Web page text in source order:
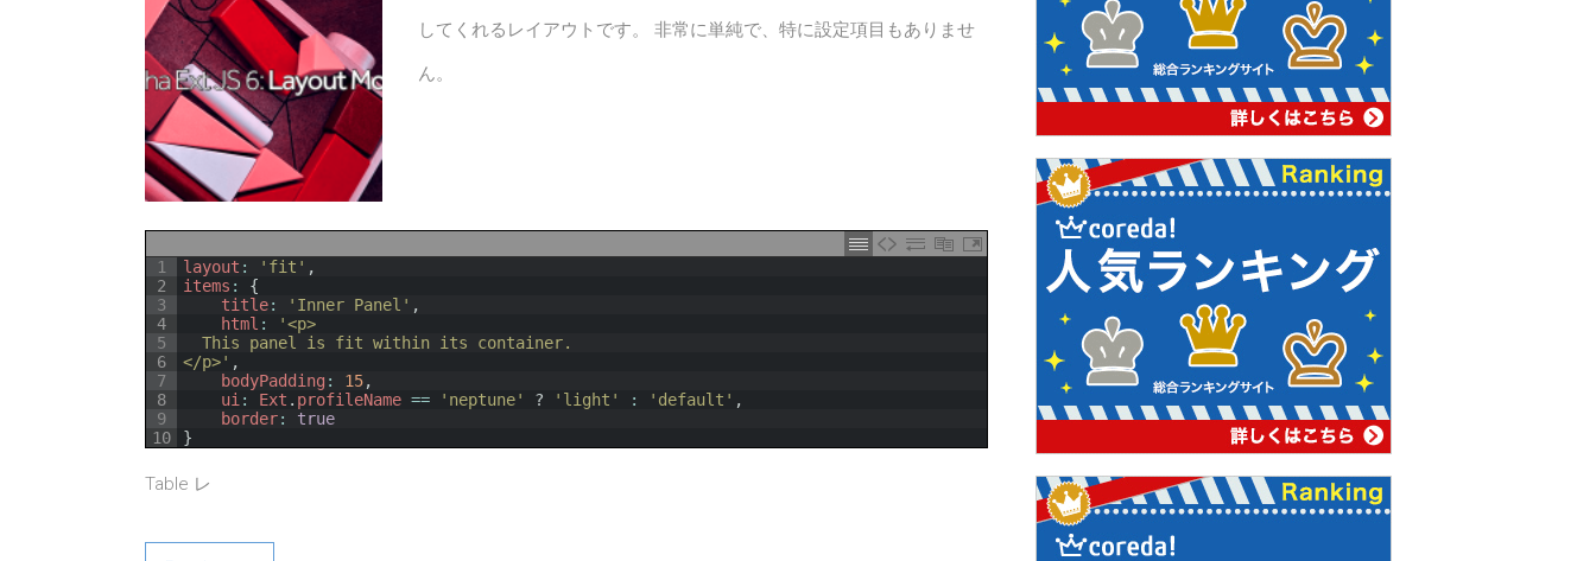
してくれるレイアウトです。 非常に単純で、特に設定項目もありませ
ん。
1
2
3
4
5
6
7
8
9
10
layout : 'fit' ,
items :
{
title: 'Inner Panel' ,
html :
'<p>
This panel is fit within its container.
</p>' ,
bodyPadding : 15,
ui: Ext . profileName == 'neptune' ? 'light' : 'default' ,
border:
true
}
Table レ